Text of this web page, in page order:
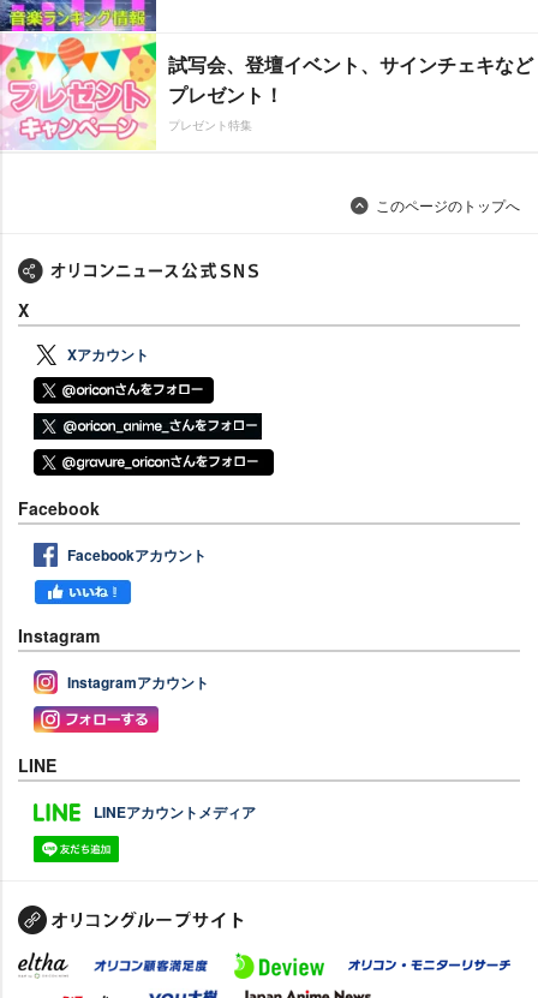
試写会、登壇イベント、サインチェキなど
プレゼント！
プレゼント特集
このページのトップへ
X
Xアカウント
Facebook
Facebookアカウント
Instagram
Instagramアカウント
LINE
LINEアカウントメディア